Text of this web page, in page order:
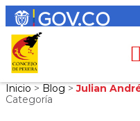
Inicio > Blog >Julian
Categoría